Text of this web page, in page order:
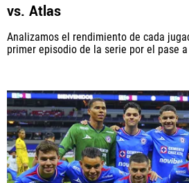
vs. Atlas
Analizamos el rendimiento de cada
primer episodio de la serie por el pase